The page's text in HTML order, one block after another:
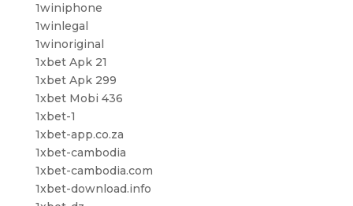
1winiphone
1winlegal
1winoriginal
1xbet Apk 21
1xbet Apk 299
1xbet Mobi 436
1xbet-1
1xbet-app.co.za
1xbet-cambodia
1xbet-cambodia.com
1xbet-download.info